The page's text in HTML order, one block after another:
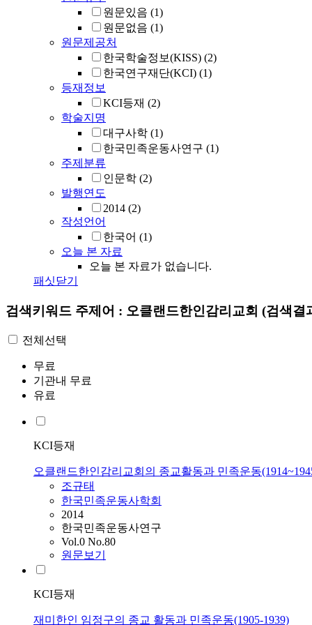
원문있음 (1)
원문없음 (1)
원문제공처
한국학술정보(KISS) (2)
한국연구재단(KCI) (1)
등재정보
KCI등재 (2)
학술지명
대구사학 (1)
한국민족운동사연구 (1)
주제분류
인문학 (2)
발행연도
2014 (2)
작성언어
한국어 (1)
오늘 본 자료
오늘 본 자료가 없습니다.
패싯닫기
검색키워드 주제어 : 오클랜드한인감리교회 (검색결
전체선택
무료
기관내 무료
유료
KCI등재
오클랜드한인감리교회의 종교활동과 민족운동
조규태
한국민족운동사학회
2014
한국민족운동사연구
Vol.0 No.80
원문보기
KCI등재
재미한인 임정구의 종교 활동과 민족운동(1905-1939)